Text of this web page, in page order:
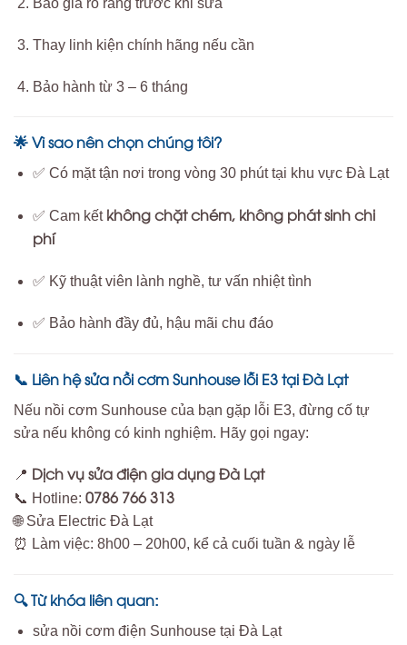
Báo giá rõ ràng trước khi sửa
Thay linh kiện chính hãng nếu cần
Bảo hành từ 3 – 6 tháng
🌟 Vì sao nên chọn chúng tôi?
✅ Có mặt tận nơi trong vòng 30 phút tại khu vực Đà Lạt
✅ Cam kết không chặt chém, không phát sinh chi
phí
✅ Kỹ thuật viên lành nghề, tư vấn nhiệt tình
✅ Bảo hành đầy đủ, hậu mãi chu đáo
📞 Liên hệ sửa nồi cơm Sunhouse lỗi E3 tại Đà Lạt
Nếu nồi cơm Sunhouse của bạn gặp lỗi E3, đừng cố tự
sửa nếu không có kinh nghiệm. Hãy gọi ngay:
📍 Dịch vụ sửa điện gia dụng Đà Lạt
📞 Hotline: 0786 766 313
🌐 Sửa Electric Đà Lạt
⏰ Làm việc: 8h00 – 20h00, kể cả cuối tuần & ngày lễ
🔍Từ khóa liên quan:
sửa nồi cơm điện Sunhouse tại Đà Lạt